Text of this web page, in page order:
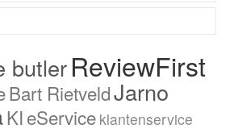
butlerReviewFirst
Bart RietveldJarno
KIeService klantenservice